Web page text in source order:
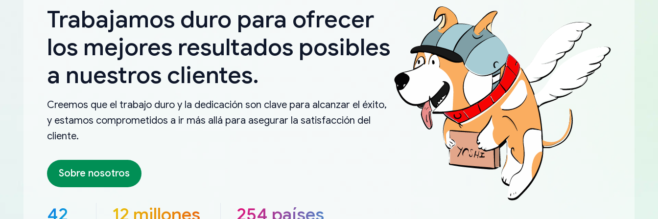
Trabajamos duro para ofrecer
los mejores resultados posibles
a nuestros clientes.
Creemos que el trabajo duro y la dedicación son clave para alcanzar el éxito,
y estamos comprometidos a ir más allá para asegurar la satisfacción del
cliente.
Sobre nosotros
42 12 millones 254 países